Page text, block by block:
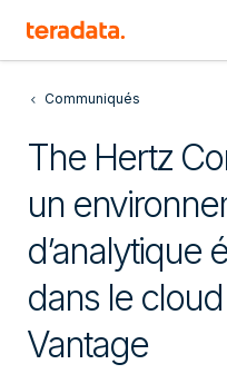
Communiqués
The Hertz
un
d’analytique
dans le
Vantage